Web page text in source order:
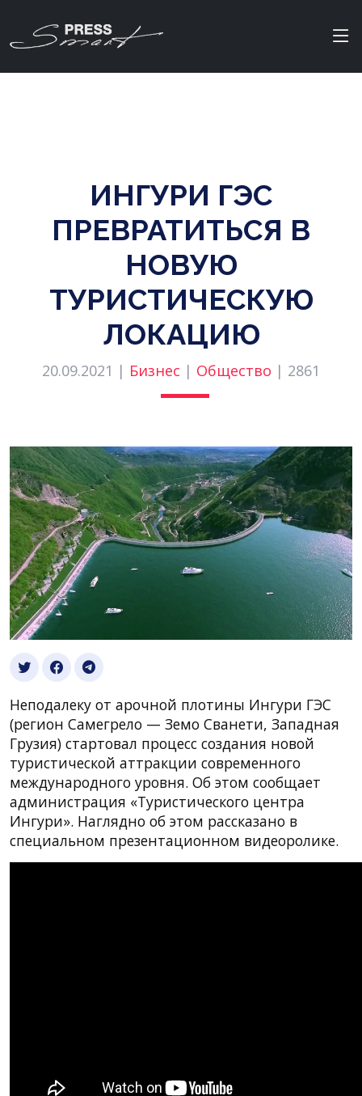
ИНГУРИ ГЭС
ПРЕВРАТИТЬСЯ В
НОВУЮ
ТУРИСТИЧЕСКУЮ
ЛОКАЦИЮ
20.09.2021 | Бизнес | Общество | 2861
Неподалеку от арочной плотины Ингури ГЭС
(регион Самегрело — Земо Сванети, Западная
Грузия) стартовал процесс создания новой
туристической аттракции современного
международного уровня. Об этом сообщает
администрация «Туристического центра
Ингури». Наглядно об этом рассказано в
специальном презентационном видеоролике.